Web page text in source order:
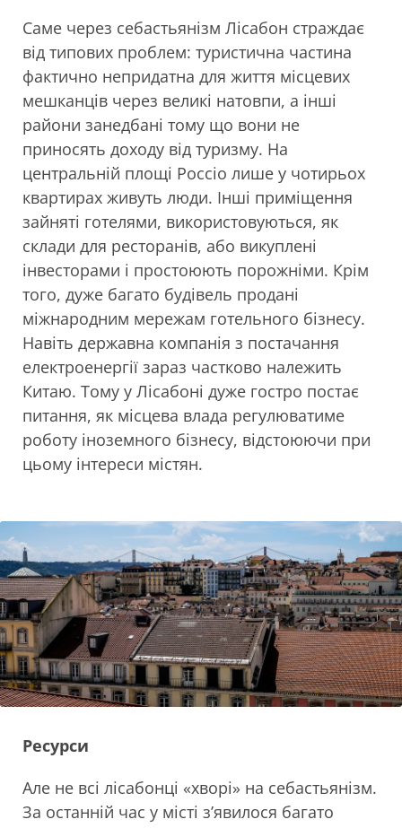
Саме через себастьянізм Лісабон страждає
від типових проблем: туристична частина
фактично непридатна для життя місцевих
мешканців через великі натовпи, а інші
райони занедбані тому що вони не
приносять доходу від туризму. На
центральній площі Россіо лише у чотирьох
квартирах живуть люди. Інші приміщення
зайняті готелями, використовуються, як
склади для ресторанів, або викуплені
інвесторами і простоюють порожніми. Крім
того, дуже багато будівель продані
міжнародним мережам готельного бізнесу.
Навіть державна компанія з постачання
електроенергії зараз частково належить
Китаю. Тому у Лісабоні дуже гостро постає
питання, як місцева влада регулюватиме
роботу іноземного бізнесу, відстоюючи при
цьому інтереси містян.
Ресурси
Але не всі лісабонці «хворі» на себастьянізм.
За останній час у місті з’явилося багато